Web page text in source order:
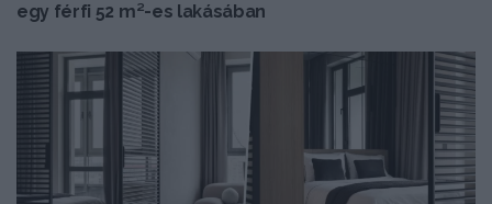
egy férfi 52 m²-es lakásában